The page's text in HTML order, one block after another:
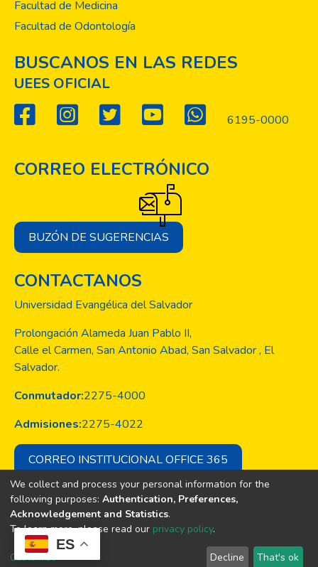
ES
Facultad de Medicina
Facultad de Odontología
BUSCANOS EN LAS REDES
UEES OFICIAL
6195-0000
CORREO ELECTRÓNICO
BUZÓN DE SUGERENCIAS
CONTACTANOS
Universidad Evangélica del Salvador
Prolongación Alameda Juan Pablo II,
Calle el Carmen, San Antonio Abad, San Salvador , El
Salvador.
Conmutador:2275-4000
Admisiones:2275-4022
CORREO INSTITUCIONAL OFFICE 365
Copyright © Todos los derechos son
de la Universidad Evangélica de El
We collect and process your personal information for the
following purposes: Authentication, Preferences,
Acknowledgement and Statistics.
To learn more, please read our privacy policy.
Customize Decline That's ok